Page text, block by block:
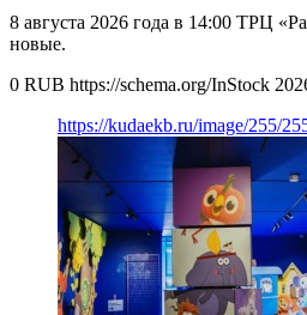
8 августа 2026 года в 14:00 ТРЦ
новые.
0 RUB https://schema.org/InStock
https://kudaekb.ru/image/255/